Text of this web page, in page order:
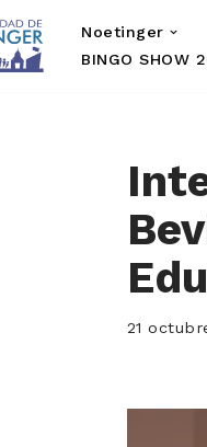
Noetinger
BINGO SHOW
21